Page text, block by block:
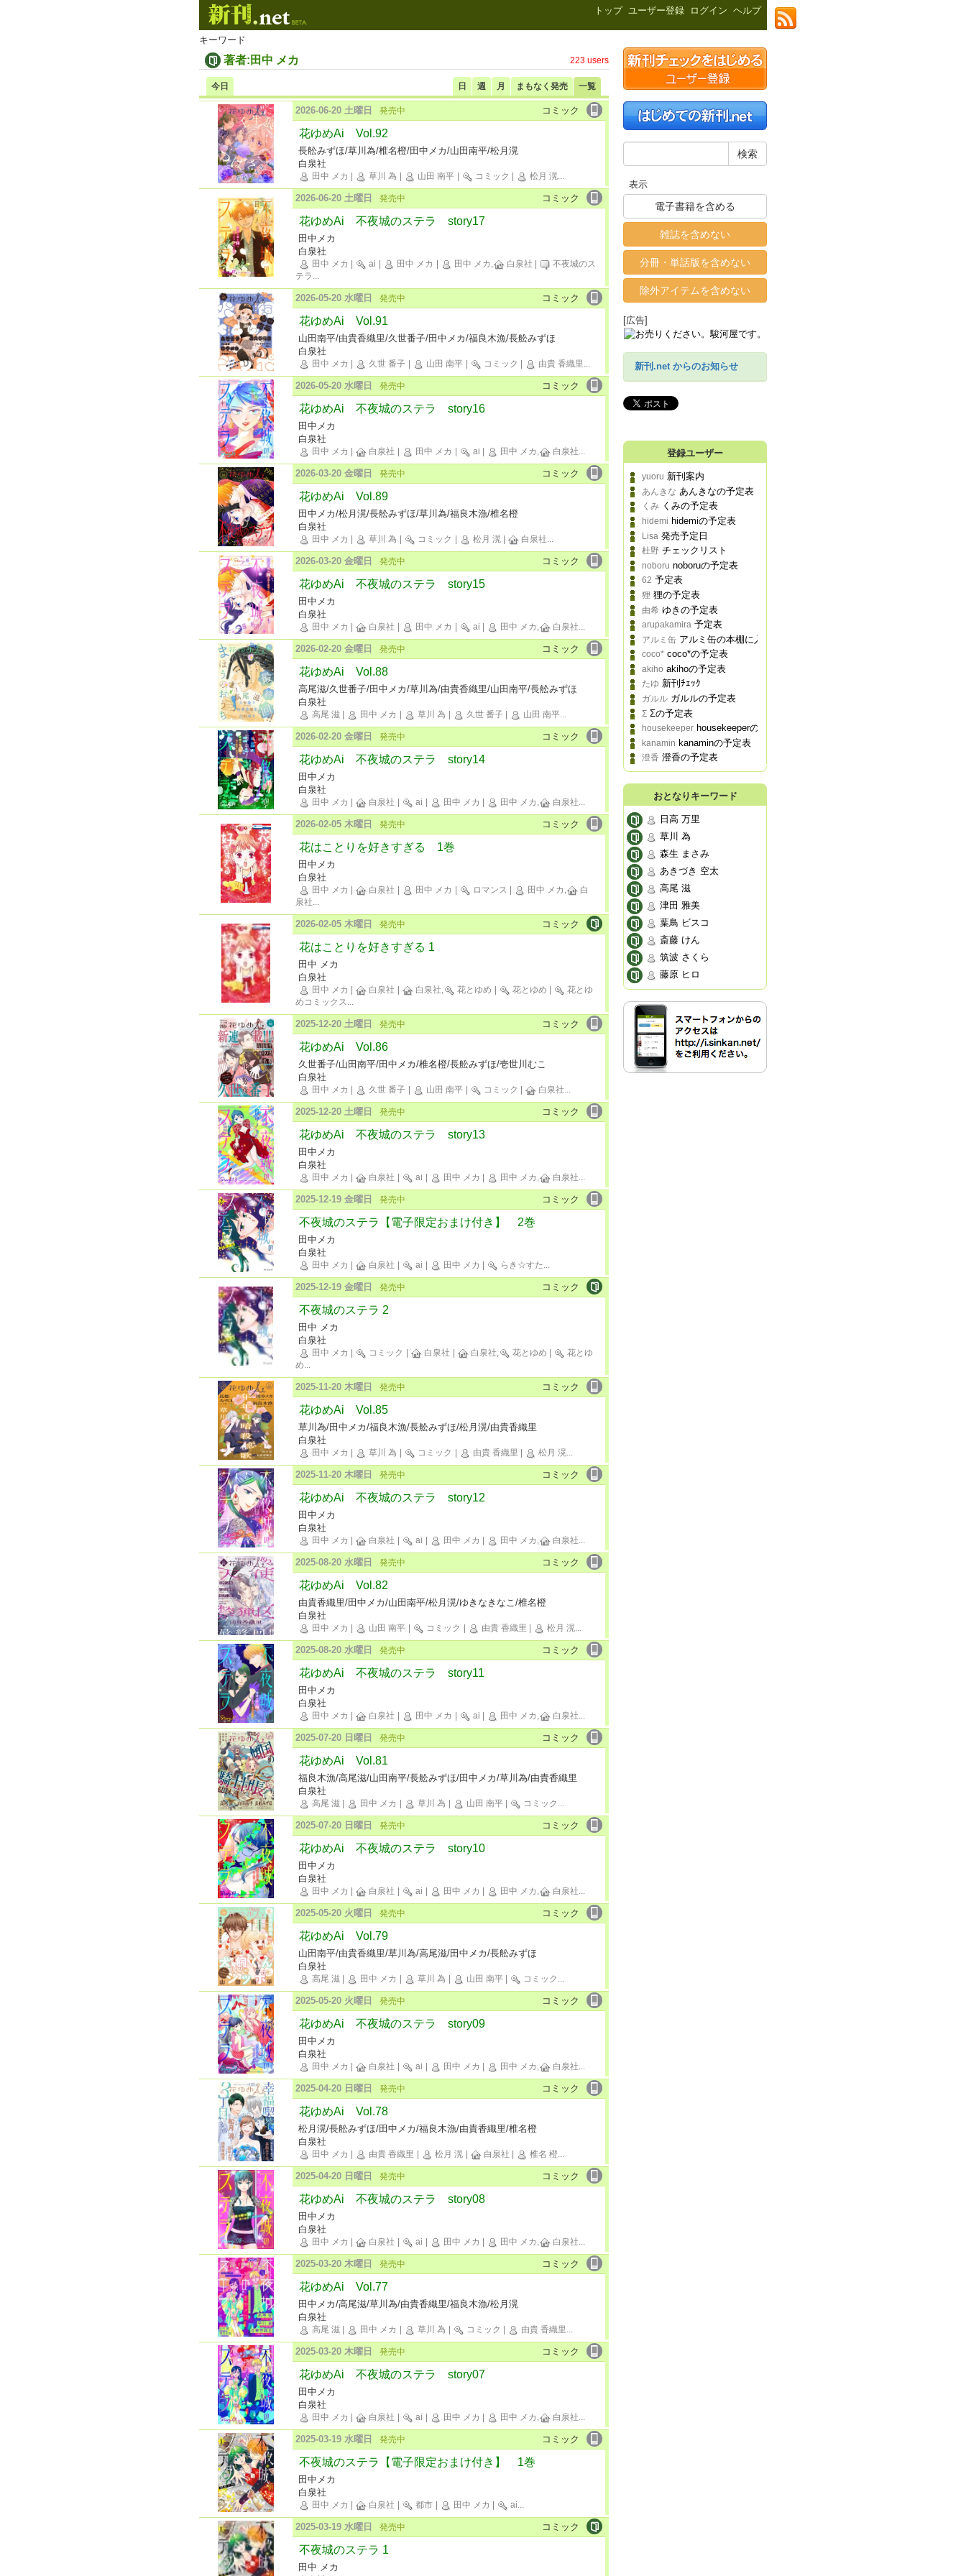
トップ ユーザー登録 ログイン ヘルプ
キーワード
著者:田中 メカ 223 users
日 週 月 まもなく発売 一覧
今日
コミック
2026-06-20 土曜日 発売中
花ゆめAi Vol.92
長舩みずほ/草川為/椎名橙/田中メカ/山田南平/松月滉
白泉社
田中 メカ 草川 為 山田 南平 コミック 松月 滉...
コミック
2026-06-20 土曜日 発売中
花ゆめAi 不夜城のステラ story17
田中メカ
白泉社
田中 メカ ai 田中 メカ 田中 メカ, 白泉社
不夜城のス
テラ ...
コミック
2026-05-20 水曜日 発売中
花ゆめAi Vol.91
山田南平/由貴香織里/久世番子/田中メカ/福良木漁/長舩みずほ
白泉社
田中 メカ 久世 番子 山田 南平 コミック 由貴 香織里 ...
コミック
2026-05-20 水曜日 発売中
花ゆめAi 不夜城のステラ story16
田中メカ
白泉社
田中 メカ 白泉社 田中 メカ ai 田中 メカ, 白泉社...
コミック
2026-03-20 金曜日 発売中
花ゆめAi Vol.89
田中メカ/松月滉/長舩みずほ/草川為/福良木漁/椎名橙
白泉社
田中 メカ 草川 為 コミック 松月 滉 白泉社...
コミック
2026-03-20 金曜日 発売中
花ゆめAi 不夜城のステラ story15
田中メカ
白泉社
田中 メカ 白泉社 田中 メカ ai 田中 メカ, 白泉社...
コミック
2026-02-20 金曜日 発売中
花ゆめAi Vol.88
高尾滋/久世番子/田中メカ/草川為/由貴香織里/山田南平/長舩みずほ
白泉社
高尾 滋 田中 メカ 草川 為 久世 番子 山田 南平...
コミック
2026-02-20 金曜日 発売中
花ゆめAi 不夜城のステラ story14
田中メカ
白泉社
田中 メカ 白泉社 ai 田中 メカ 田中 メカ, 白泉社...
コミック
2026-02-05 木曜日 発売中
花はことりを好きすぎる 1巻
田中メカ
白泉社
田中 メカ 白泉社 田中 メカ ロマンス 田中 メカ,
白
泉社...
コミック
2026-02-05 木曜日 発売中
花はことりを好きすぎる 1
田中 メカ
白泉社
田中 メカ 白泉社 白泉社, 花とゆめ 花とゆめ
花とゆ
めコミックス...
コミック
2025-12-20 土曜日 発売中
花ゆめAi Vol.86
久世番子/山田南平/田中メカ/椎名橙/長舩みずほ/壱世川むこ
白泉社
田中 メカ 久世 番子 山田 南平 コミック 白泉社...
コミック
2025-12-20 土曜日 発売中
花ゆめAi 不夜城のステラ story13
田中メカ
白泉社
田中 メカ 白泉社 ai 田中 メカ 田中 メカ, 白泉社...
コミック
2025-12-19 金曜日 発売中
不夜城のステラ【電子限定おまけ付き】 2巻
田中メカ
白泉社
田中 メカ 白泉社 ai 田中 メカ らき☆すた...
コミック
2025-12-19 金曜日 発売中
不夜城のステラ 2
田中 メカ
白泉社
田中 メカ コミック 白泉社 白泉社, 花とゆめ
花とゆ
め...
コミック
2025-11-20 木曜日 発売中
花ゆめAi Vol.85
草川為/田中メカ/福良木漁/長舩みずほ/松月滉/由貴香織里
白泉社
田中 メカ 草川 為 コミック 由貴 香織里 松月 滉...
コミック
2025-11-20 木曜日 発売中
花ゆめAi 不夜城のステラ story12
田中メカ
白泉社
田中 メカ 白泉社 ai 田中 メカ 田中 メカ, 白泉社...
コミック
2025-08-20 水曜日 発売中
花ゆめAi Vol.82
由貴香織里/田中メカ/山田南平/松月滉/ゆきなきなこ/椎名橙
白泉社
田中 メカ 山田 南平 コミック 由貴 香織里 松月 滉...
コミック
2025-08-20 水曜日 発売中
花ゆめAi 不夜城のステラ story11
田中メカ
白泉社
田中 メカ 白泉社 田中 メカ ai 田中 メカ, 白泉社...
コミック
2025-07-20 日曜日 発売中
花ゆめAi Vol.81
福良木漁/高尾滋/山田南平/長舩みずほ/田中メカ/草川為/由貴香織里
白泉社
高尾 滋 田中 メカ 草川 為 山田 南平 コミック ...
コミック
2025-07-20 日曜日 発売中
花ゆめAi 不夜城のステラ story10
田中メカ
白泉社
田中 メカ 白泉社 ai 田中 メカ 田中 メカ, 白泉社...
コミック
2025-05-20 火曜日 発売中
花ゆめAi Vol.79
山田南平/由貴香織里/草川為/高尾滋/田中メカ/長舩みずほ
白泉社
高尾 滋 田中 メカ 草川 為 山田 南平 コミック ...
コミック
2025-05-20 火曜日 発売中
花ゆめAi 不夜城のステラ story09
田中メカ
白泉社
田中 メカ 白泉社 ai 田中 メカ 田中 メカ, 白泉社...
コミック
2025-04-20 日曜日 発売中
花ゆめAi Vol.78
松月滉/長舩みずほ/田中メカ/福良木漁/由貴香織里/椎名橙
白泉社
田中 メカ 由貴 香織里 松月 滉 白泉社 椎名 橙...
コミック
2025-04-20 日曜日 発売中
花ゆめAi 不夜城のステラ story08
田中メカ
白泉社
田中 メカ 白泉社 ai 田中 メカ 田中 メカ, 白泉社...
コミック
2025-03-20 木曜日 発売中
花ゆめAi Vol.77
田中メカ/高尾滋/草川為/由貴香織里/福良木漁/松月滉
白泉社
高尾 滋 田中 メカ 草川 為 コミック 由貴 香織里 ...
コミック
2025-03-20 木曜日 発売中
花ゆめAi 不夜城のステラ story07
田中メカ
白泉社
田中 メカ 白泉社 ai 田中 メカ 田中 メカ, 白泉社...
コミック
2025-03-19 水曜日 発売中
不夜城のステラ【電子限定おまけ付き】 1巻
田中メカ
白泉社
田中 メカ 白泉社 都市 田中 メカ ai...
コミック
2025-03-19 水曜日 発売中
不夜城のステラ 1
田中 メカ
表示
電子書籍を含める
雑誌を含めない
分冊・単話版を含めない
除外アイテムを含めない
[広告]
新刊.net からのお知らせ
登録ユーザー
yuoru 新刊案内
あんきな あんきなの予定表
くみ くみの予定表
hidemi hidemiの予定表
Lisa 発売予定日
杜野 チェックリスト
noboru noboruの予定表
62 予定表
狸 狸の予定表
由希 ゆきの予定表
arupakamira 予定表
アルミ缶 アルミ缶の本棚に入る予定表
coco* coco*の予定表
akiho akihoの予定表
たゆ 新刊ﾁｪｯｸ
ガルル ガルルの予定表
Σ Σの予定表
housekeeper housekeeperの予定表
kanamin kanaminの予定表
澄香 澄香の予定表
おとなりキーワード
日高 万里
草川 為
森生 まさみ
あきづき 空太
高尾 滋
津田 雅美
葉鳥 ビスコ
斎藤 けん
筑波 さくら
藤原 ヒロ